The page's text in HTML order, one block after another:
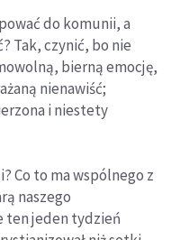
do komunii, a
Tak, czynić, bo nie
bierną emocję,
nienawiść;
i niestety
Co to ma wspólnego z
naszego
ten jeden tydzień